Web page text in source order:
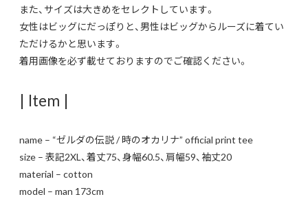
また、サイズは大きめをセレクトしています。
女性はビッグにだっぽりと、男性はビッグからルーズに着てい
ただけるかと思います。
着用画像を必ず載せておりますのでご確認ください。
| Item |
name – “ゼルダの伝説 / 時のオカリナ” official print tee
size – 表記2XL、着丈75、身幅60.5、肩幅59、袖丈20
material – cotton
model – man 173cm